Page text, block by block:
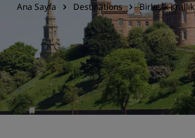
Ana Sayfa Destinations Birleşik Krallık